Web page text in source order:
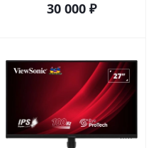
30 000 ₽